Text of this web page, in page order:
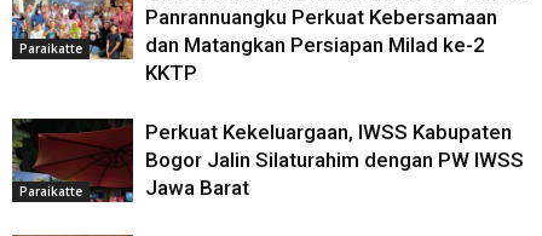
Paraikatte
Panrannuangku Perkuat Kebersamaan
dan Matangkan Persiapan Milad ke-2
KKTP
Paraikatte
Perkuat Kekeluargaan, IWSS Kabupaten
Bogor Jalin Silaturahim dengan PW IWSS
Jawa Barat